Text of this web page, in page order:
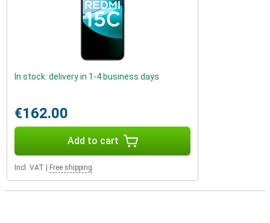
In stock: delivery in 1-4 business days
€162.00
Add to cart
Incl. VAT Free shipping